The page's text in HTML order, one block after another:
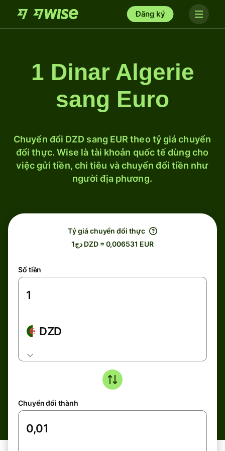
Đăng ký
1 Dinar Algerie
sang Euro
Chuyển đổi DZD sang EUR theo tỷ giá chuyển
đổi thực. Wise là tài khoản quốc tế dùng cho
việc gửi tiền, chi tiêu và chuyển đổi tiền như
người địa phương.
Tỷ giá chuyển đổi thực
دج1 DZD = 0,006531 EUR
Số tiền
DZD
Chuyển đổi thành